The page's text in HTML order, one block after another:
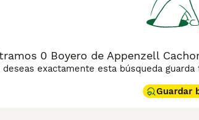
0 Boyero de Appenzell
deseas exactamente esta búsqueda
Guardar